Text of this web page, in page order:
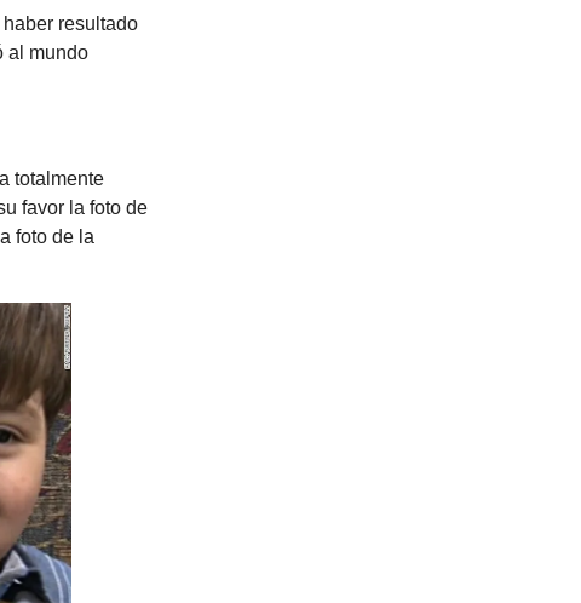
resultado
al mundo
totalmente
favor la foto de
foto de la